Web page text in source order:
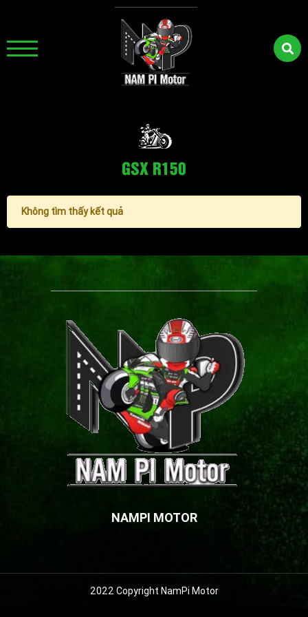
GSX R150
Không tìm thấy kết quả
NAMPI MOTOR
2022 Copyright NamPi Motor